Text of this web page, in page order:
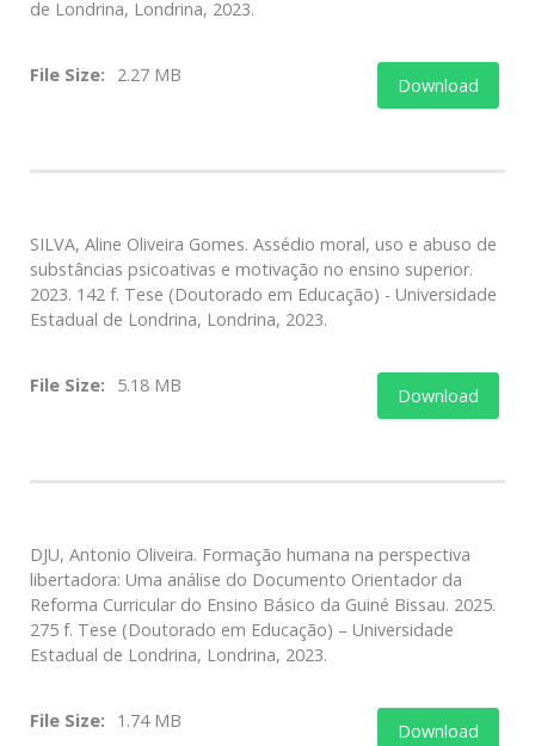
de Londrina, Londrina, 2023.
File Size: 2.27 MB Download
SILVA, Aline Oliveira Gomes. Assédio moral, uso e abuso de
substâncias psicoativas e motivação no ensino superior.
2023. 142 f. Tese (Doutorado em Educação) - Universidade
Estadual de Londrina, Londrina, 2023.
File Size: 5.18 MB Download
DJU, Antonio Oliveira. Formação humana na perspectiva
libertadora: Uma análise do Documento Orientador da
Reforma Curricular do Ensino Básico da Guiné Bissau. 2025.
275 f. Tese (Doutorado em Educação) – Universidade
Estadual de Londrina, Londrina, 2023.
File Size: 1.74 MB Download